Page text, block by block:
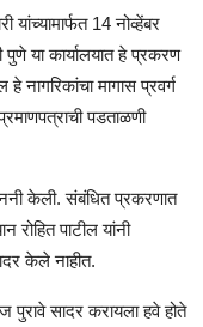
14 नोव्हेंबर
पुणे या कार्यालयात हे प्रकरण
नागरिकांचा मागास प्रवर्ग
पडताळणी
केली. संबंधित प्रकरणात
रोहित पाटील यांनी
केले नाहीत.
पुरावे सादर करायला हवे होते